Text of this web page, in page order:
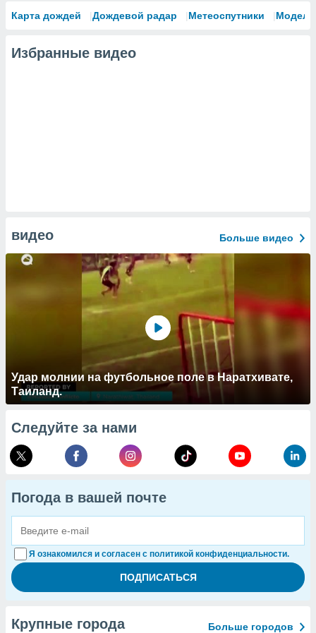
Карта дождей Дождевой радар Метеоспутники Модели
Избранные видео
видео Больше видео
Удар молнии на футбольное поле в Наратхивате,
Таиланд.
Следуйте за нами
Погода в вашей почте
Я ознакомился и согласен с политикой конфиденциальности.
Крупные города Больше городов